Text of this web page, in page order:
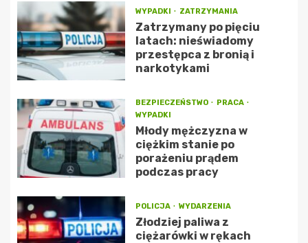
WYPADKI ZATRZYMANIA
Zatrzymany po pięciu
latach: nieświadomy
przestępca z bronią i
narkotykami
BEZPIECZEŃSTWO
PRACA
WYPADKI
Młody mężczyzna w
ciężkim stanie po
porażeniu prądem
podczas pracy
POLICJA WYDARZENIA
Złodziej paliwa z
ciężarówki w rękach